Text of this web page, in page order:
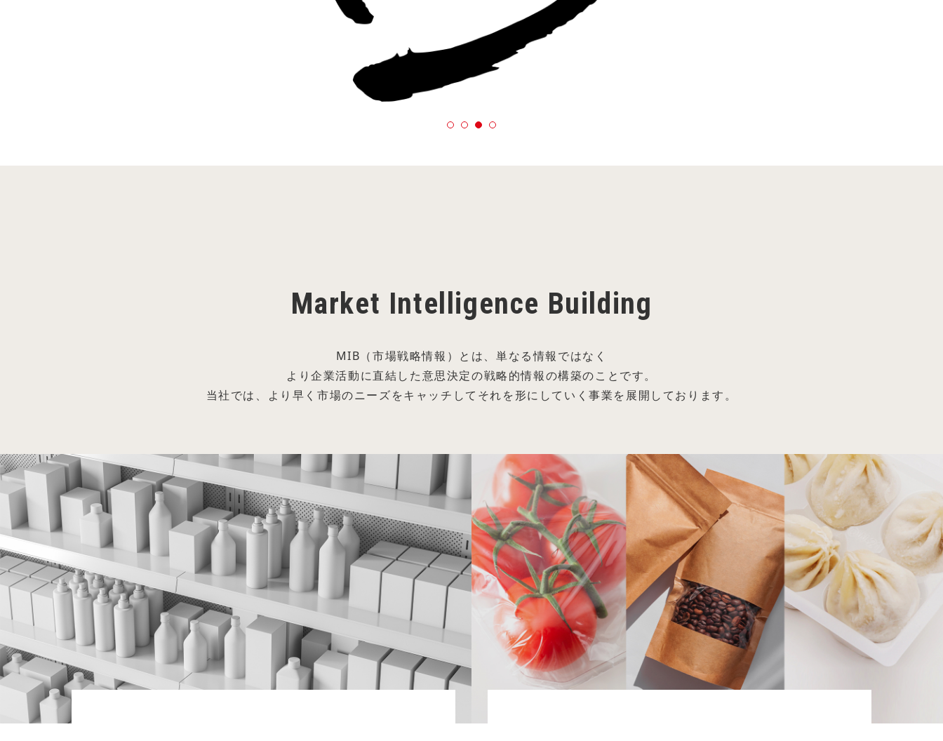
Market Intelligence Building
MIB（市場戦略情報）とは、単なる情報ではなく
より企業活動に直結した意思決定の戦略的情報の構築のことです。
当社では、より早く市場のニーズをキャッチしてそれを形にしていく事業を展開しております。